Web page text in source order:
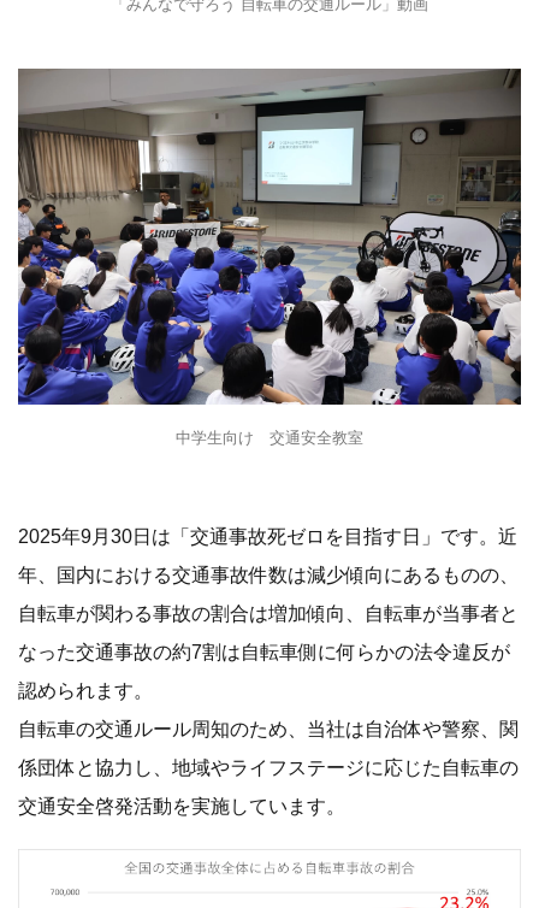
「みんなで守ろう 自転車の交通ルール」動画
中学生向け 交通安全教室
2025年9月30日は「交通事故死ゼロを目指す日」です。近
年、国内における交通事故件数は減少傾向にあるものの、
自転車が関わる事故の割合は増加傾向、自転車が当事者と
なった交通事故の約7割は自転車側に何らかの法令違反が
認められます。
自転車の交通ルール周知のため、当社は自治体や警察、関
係団体と協力し、地域やライフステージに応じた自転車の
交通安全啓発活動を実施しています。